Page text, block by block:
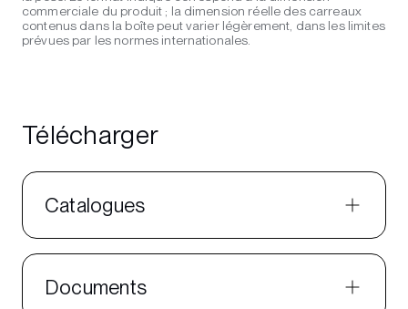
commerciale du produit ; la dimension réelle des carreaux
contenus dans la boîte peut varier légèrement, dans les limites
prévues par les normes internationales.
Télécharger
Catalogues
Documents